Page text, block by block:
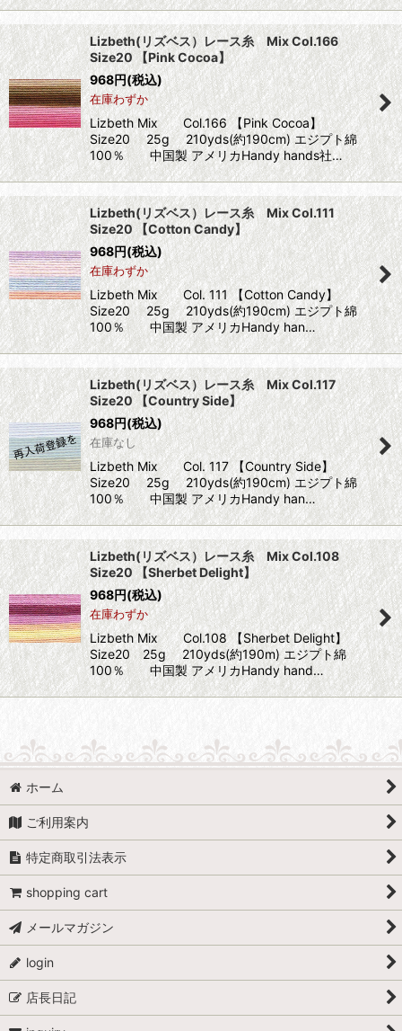
Lizbeth(リズベス）レース糸 Mix Col.166
Size20 【Pink Cocoa】
968円(税込)
在庫わずか
Lizbeth Mix Col.166 【Pink Cocoa】
Size20 25g 210yds(約190cm) エジプト綿
100％ 中国製 アメリカHandy hands社…
Lizbeth(リズベス）レース糸 Mix Col.111
Size20 【Cotton Candy】
968円(税込)
在庫わずか
Lizbeth Mix Col. 111 【Cotton Candy】
Size20 25g 210yds(約190cm) エジプト綿
100％ 中国製 アメリカHandy han…
Lizbeth(リズベス）レース糸 Mix Col.117
Size20 【Country Side】
968円(税込)
在庫なし
Lizbeth Mix Col. 117 【Country Side】
Size20 25g 210yds(約190cm) エジプト綿
100％ 中国製 アメリカHandy han…
Lizbeth(リズベス）レース糸 Mix Col.108
Size20 【Sherbet Delight】
968円(税込)
在庫わずか
Lizbeth Mix Col.108 【Sherbet Delight】
Size20 25g 210yds(約190m) エジプト綿
100％ 中国製 アメリカHandy hand…
ホーム
ご利用案内
特定商取引法表示
shopping cart
メールマガジン
login
店長日記